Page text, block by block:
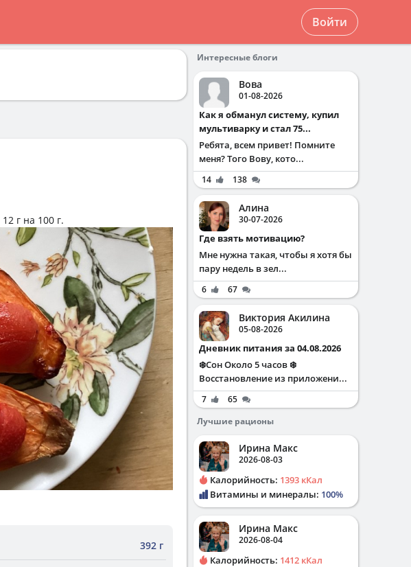
Войти
12 г на 100 г.
392 г
Интересные блоги
Вова
01-08-2026
Как я обманул систему, купил
мультиварку и стал 75...
Ребята, всем привет! Помните
меня? Того Вову, кото...
14 138
Алина
30-07-2026
Где взять мотивацию?
Мне нужна такая, чтобы я хотя бы
пару недель в зел...
6 67
Виктория Акилина
05-08-2026
Дневник питания за 04.08.2026
❄️Сон Около 5 часов ❄️
Восстановление из приложени...
7
65
Лучшие рационы
Ирина Макс
2026-08-03
Калорийность: 1393 кКал
Витамины и минералы: 100%
Ирина Макс
2026-08-04
Калорийность: 1412 кКал